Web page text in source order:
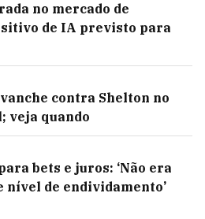
no mercado de
de IA previsto para
contra Shelton no
veja quando
bets e juros: ‘Não era
nível de endividamento’